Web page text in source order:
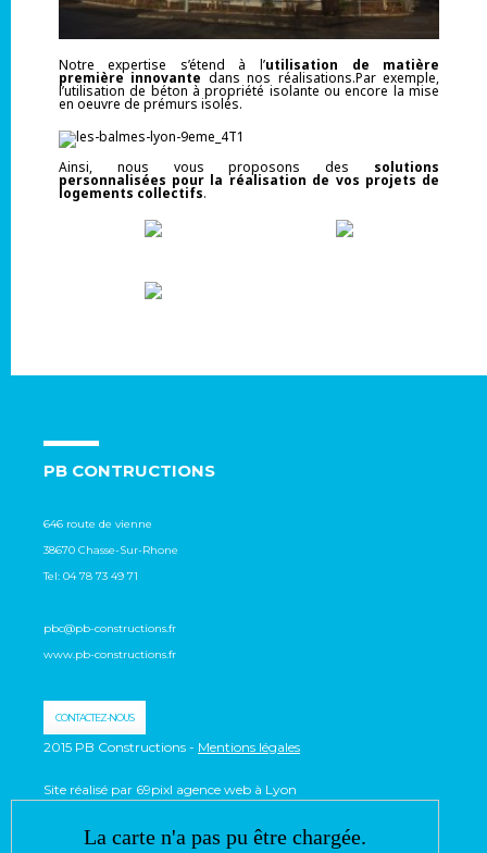
Notre expertise s’étend à l’utilisation de matière
première innovante dans nos réalisations.Par exemple,
l’utilisation de béton à propriété isolante ou encore la mise
en oeuvre de prémurs isolés.
Ainsi, nous vous proposons des solutions
personnalisées pour la réalisation de vos projets de
logements collectifs.
PB CONTRUCTIONS
646 route de vienne
38670 Chasse-Sur-Rhone
Tel: 04 78 73 49 71
pbc@pb-constructions.fr
www.pb-constructions.fr
CONTACTEZ-NOUS
2015 PB Constructions - Mentions légales
Site réalisé par 69pixl agence web à Lyon
La carte n'a pas pu être chargée.